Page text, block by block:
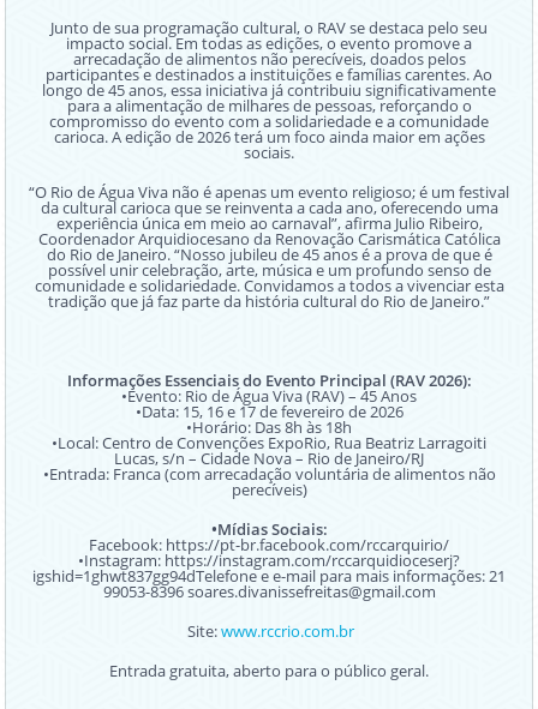
Junto de sua programação cultural, o RAV se destaca pelo seu
impacto social. Em todas as edições, o evento promove a
arrecadação de alimentos não perecíveis, doados pelos
participantes e destinados a instituições e famílias carentes. Ao
longo de 45 anos, essa iniciativa já contribuiu significativamente
para a alimentação de milhares de pessoas, reforçando o
compromisso do evento com a solidariedade e a comunidade
carioca. A edição de 2026 terá um foco ainda maior em ações
sociais.
“O Rio de Água Viva não é apenas um evento religioso; é um festival
da cultural carioca que se reinventa a cada ano, oferecendo uma
experiência única em meio ao carnaval”, afirma Julio Ribeiro,
Coordenador Arquidiocesano da Renovação Carismática Católica
do Rio de Janeiro. “Nosso jubileu de 45 anos é a prova de que é
possível unir celebração, arte, música e um profundo senso de
comunidade e solidariedade. Convidamos a todos a vivenciar esta
tradição que já faz parte da história cultural do Rio de Janeiro.”
Informações Essenciais do Evento Principal (RAV 2026):
•Evento: Rio de Água Viva (RAV) – 45 Anos
•Data: 15, 16 e 17 de fevereiro de 2026
•Horário: Das 8h às 18h
•Local: Centro de Convenções ExpoRio, Rua Beatriz Larragoiti
Lucas, s/n – Cidade Nova – Rio de Janeiro/RJ
•Entrada: Franca (com arrecadação voluntária de alimentos não
perecíveis)
•Mídias Sociais:
Facebook: https://pt-br.facebook.com/rccarquirio/
•Instagram: https://instagram.com/rccarquidioceserj?
igshid=1ghwt837gg94dTelefone e e-mail para mais informações: 21
99053-8396 soares.divanissefreitas@gmail.com
Site:www.rccrio.com.br
Entrada gratuita, aberto para o público geral.